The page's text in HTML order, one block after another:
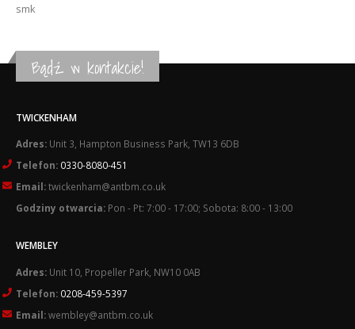
smk
Bądź w kontakcie!
TWICKENHAM
Adres: Unit 3, Hampton Business Park, TW13 6DB
Telefon: 0330-8080-451
Email:twickenham@antbm.co.uk
Godziny otwarcia: Pon - Pt: 7:00 - 17:00; Sobota: 8:00 - 13:00
WEMBLEY
Adres: Unit 10, Propeller Park, NW10 0AB
Telefon: 0208-459-5397
Email:wembley@antbm.co.uk